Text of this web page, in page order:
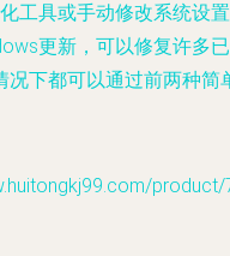
工具或手动修改系统设
更新，可以修复许多
下都可以通过前两种
product/